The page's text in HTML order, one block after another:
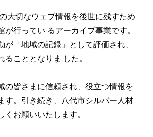
大切なウェブ情報を後世に残すため
が行ってい るアーカイブ事業です。
が「地域の記録」として評価され、
ることとなりま した。
の皆さまに信頼され、役立つ情報を
す。引き続き、八代市シルバー人材
くお願いいたします。